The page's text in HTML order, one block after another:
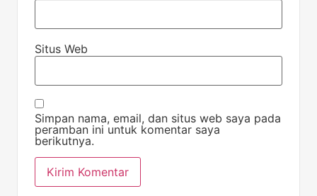
Situs Web
Simpan nama, email, dan situs web saya pada
peramban ini untuk komentar saya
berikutnya.